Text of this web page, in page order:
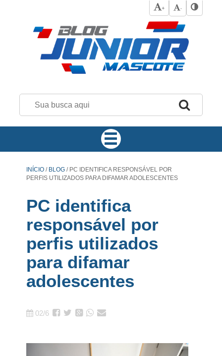
+ -
INÍCIO / BLOG /PC IDENTIFICA RESPONSÁVEL POR
PERFIS UTILIZADOS PARA DIFAMAR ADOLESCENTES
PC identifica
responsável por
perfis utilizados
para difamar
adolescentes
02/6